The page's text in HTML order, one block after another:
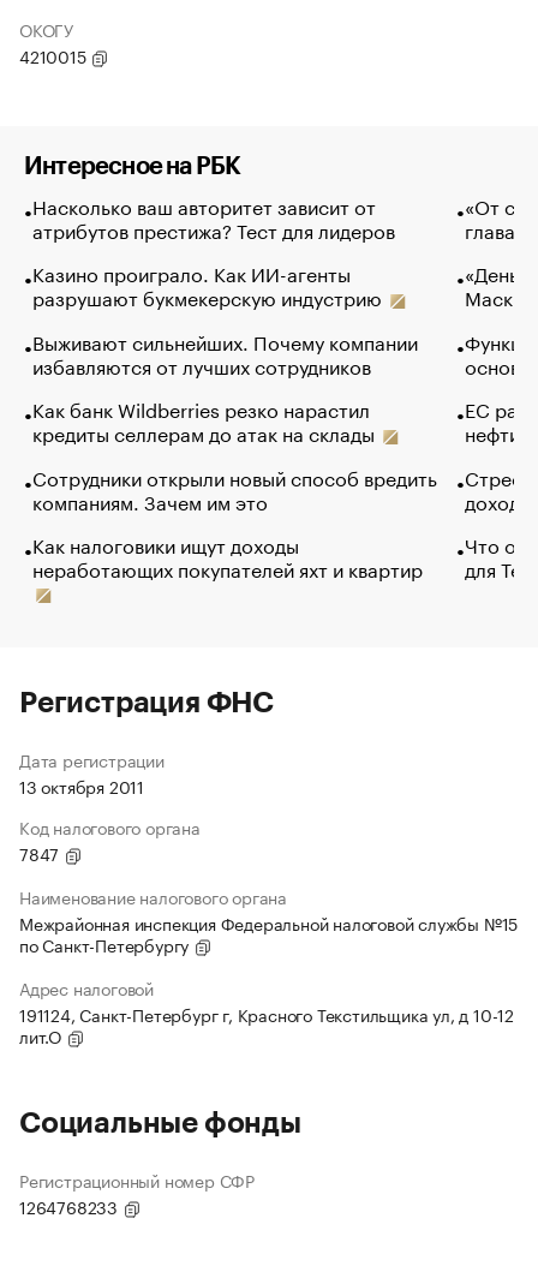
ОКОГУ
4210015
Интересное на РБК
Насколько ваш авторитет зависит от
атрибутов престижа? Тест для лидеров
Казино проиграло. Как ИИ-агенты
разрушают букмекерскую индустрию
Выживают сильнейших. Почему компании
избавляются от лучших сотрудников
Как банк Wildberries резко нарастил
кредиты селлерам до атак на склады
Сотрудники открыли новый способ вредить
компаниям. Зачем им это
Как налоговики ищут доходы
неработающих покупателей яхт и квартир
«От
глава
Маск в
основ
ЕС
нефти
Что
для
Регистрация ФНС
Дата регистрации
13 октября 2011
Код налогового органа
7847
Наименование налогового органа
Межрайонная инспекция Федеральной налоговой службы №15
по Санкт-Петербургу
Адрес налоговой
191124, Санкт-Петербург г, Красного Текстильщика ул, д 10-12
лит.О
Социальные фонды
Регистрационный номер СФР
1264768233